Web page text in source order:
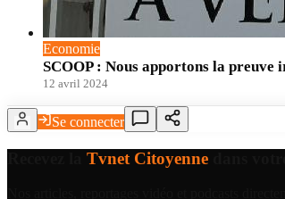
Economie
SCOOP : Nous apportons la
12 avril 2024
Se connecter
Tvnet Citoyenne